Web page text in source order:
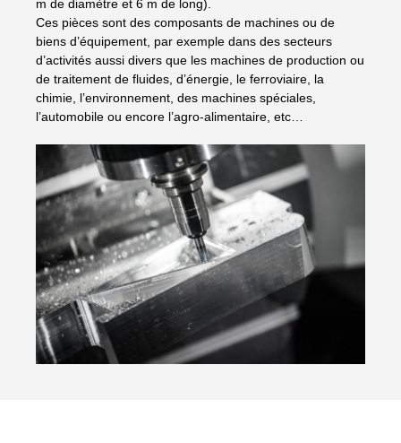
m de diamètre et 6 m de long).
Ces pièces sont des composants de machines ou de
biens d’équipement, par exemple dans des secteurs
d’activités aussi divers que les machines de production ou
de traitement de fluides, d’énergie, le ferroviaire, la
chimie, l’environnement, des machines spéciales,
l’automobile ou encore l’agro-alimentaire, etc…